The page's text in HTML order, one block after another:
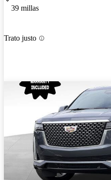
39 millas
Trato justo